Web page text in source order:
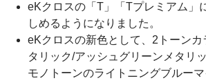
eKクロスの「T」「Tプレミアム」
しめるようになりました。
eKクロスの新色として、2トーン
タリック/アッシュグリーンメタリ
モノトーンのライトニングブルー